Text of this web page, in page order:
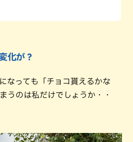
化が？
なっても「チョコ貰えるかな
うのは私だけでしょうか・・